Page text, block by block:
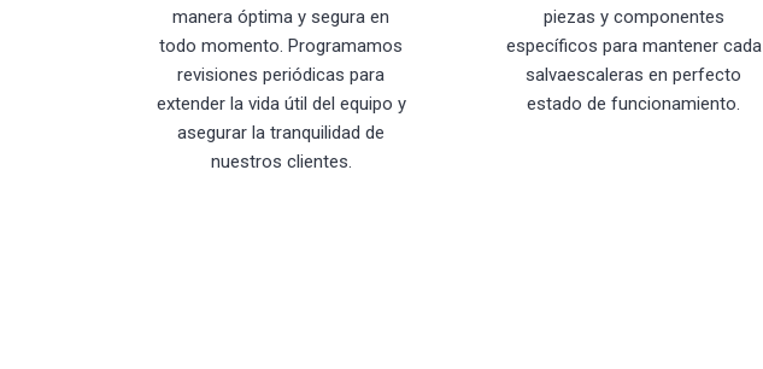
manera óptima y segura en
todo momento. Programamos
revisiones periódicas para
extender la vida útil del equipo y
asegurar la tranquilidad de
nuestros clientes.
piezas y componentes
específicos para mantener cada
salvaescaleras en perfecto
estado de funcionamiento.